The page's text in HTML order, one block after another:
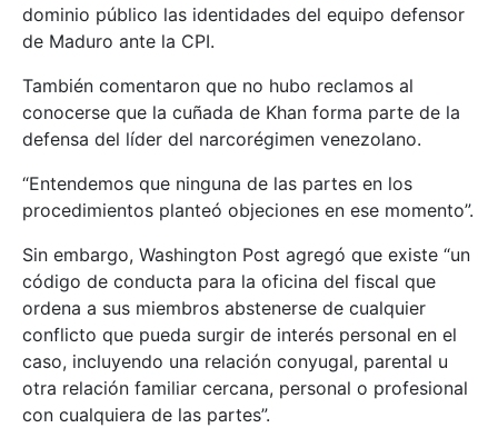
dominio público las identidades del equipo defensor
de Maduro ante la CPI.
También comentaron que no hubo reclamos al
conocerse que la cuñada de Khan forma parte de la
defensa del líder del narcorégimen venezolano.
“Entendemos que ninguna de las partes en los
procedimientos planteó objeciones en ese momento”.
Sin embargo, Washington Post agregó que existe “un
código de conducta para la oficina del fiscal que
ordena a sus miembros abstenerse de cualquier
conflicto que pueda surgir de interés personal en el
caso, incluyendo una relación conyugal, parental u
otra relación familiar cercana, personal o profesional
con cualquiera de las partes”.